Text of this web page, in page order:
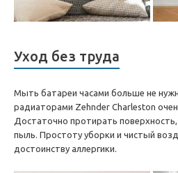
Уход без труда
Мыть батареи часами больше не
радиаторами Zehnder Charleston
Достаточно протирать
пыль. Простоту уборки и чистый
достоинству аллергики.